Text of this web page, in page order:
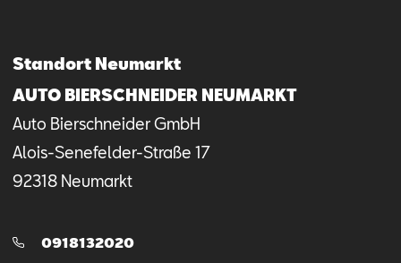
Mail schreiben Kontaktformular
Standort Neumarkt
AUTO BIERSCHNEIDER NEUMARKT
Auto Bierschneider GmbH
Alois-Senefelder-Straße 17
92318 Neumarkt
Telefon:
0918132020